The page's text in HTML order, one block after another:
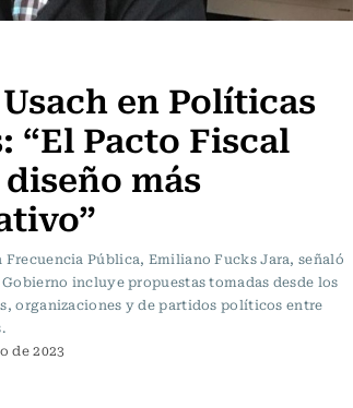
en Políticas
“El Pacto Fiscal
más
Pública, Emiliano Fucks Jara, señaló
incluye propuestas tomadas desde los
organizaciones y de partidos políticos entre
de 2023